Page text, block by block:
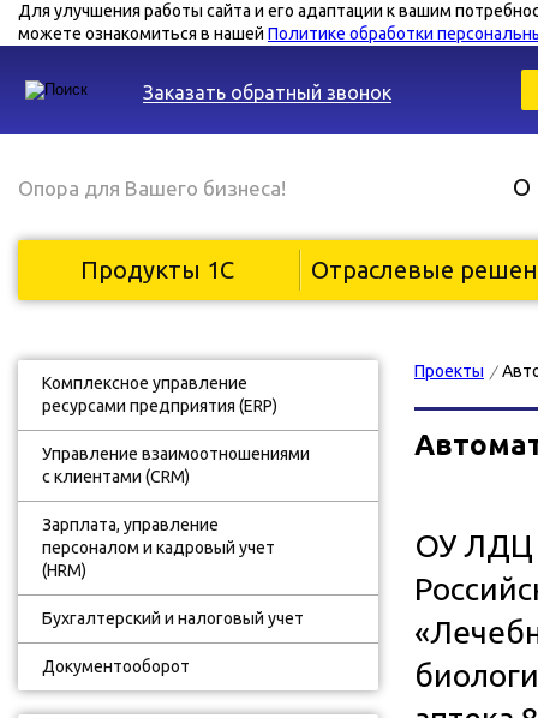
Для улучшения работы сайта и его адаптации к вашим
можете ознакомиться в нашей Политике обработки
Заказать обратный звонок
Опора для Вашего бизнеса! О
Продукты 1С Отраслевые
Комплексное управление
ресурсами предприятия (ERP)
Управление взаимоотношениями
с клиентами (CRM)
Зарплата, управление
персоналом и кадровый учет
(HRM)
Бухгалтерский и налоговый учет
Документооборот
Проекты /
ОУ ЛДЦ